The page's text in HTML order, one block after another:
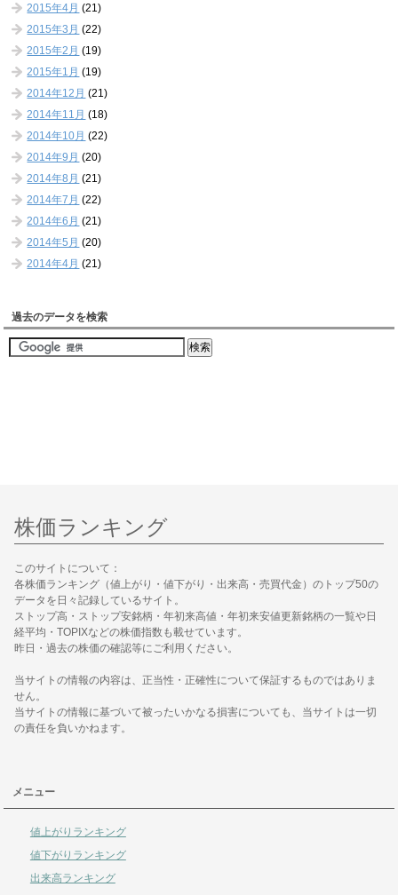
2015年4月 (21)
2015年3月 (22)
2015年2月 (19)
2015年1月 (19)
2014年12月 (21)
2014年11月 (18)
2014年10月 (22)
2014年9月 (20)
2014年8月 (21)
2014年7月 (22)
2014年6月 (21)
2014年5月 (20)
2014年4月 (21)
過去のデータを検索
株価ランキング
このサイトについて：
各株価ランキング（値上がり・値下がり・出来高・売買代金）のトップ50の
データを日々記録しているサイト。
ストップ高・ストップ安銘柄・年初来高値・年初来安値更新銘柄の一覧や日
経平均・TOPIXなどの株価指数も載せています。
昨日・過去の株価の確認等にご利用ください。
当サイトの情報の内容は、正当性・正確性について保証するものではありま
せん。
当サイトの情報に基づいて被ったいかなる損害についても、当サイトは一切
の責任を負いかねます。
メニュー
値上がりランキング
値下がりランキング
出来高ランキング